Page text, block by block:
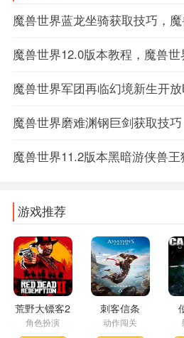
魔兽世界蓝龙坐骑获取技巧，魔兽
魔兽世界12.0版本教程，魔兽世
魔兽世界军团再临幻境新生开放时间，魔兽世
魔兽世界磨难渊钢巨剑获取技巧，魔兽
魔兽世界11.2版本黑暗游侠兽
游戏推荐
荒野大镖客2
角色扮演
刺客信条
动作闯关